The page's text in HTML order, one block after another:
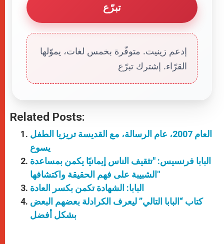
تبرّع
إدعم زينيت. متوفّرة بخمس لغات، يموّلها
القرّاء. إشترك تبرّع
Related Posts:
العام 2007، عام الرسالة، مع القديسة تريزيا الطفل
يسوع
البابا فرنسيس: "تثقيف الناس إيمانيًا يكمن بمساعدة
الشبيبة على فهم الحقيقة واكتشافها"
البابا: الشهادة تكمن بكسر العادة
كتاب “البابا التالي” ليعرف الكرادلة بعضهم البعض
بشكل أفضل